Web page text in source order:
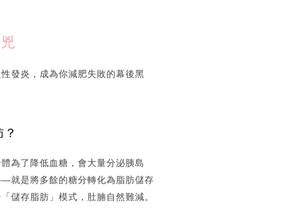
發炎，成為你減肥失敗的幕後黑
為了降低血糖，會大量分泌胰島
就是將多餘的糖分轉化為脂肪儲存
儲存脂肪」模式，肚腩自然難減。